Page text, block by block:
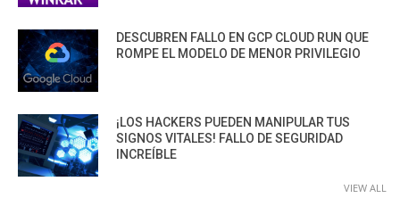
DESCUBREN FALLO EN GCP CLOUD RUN QUE
ROMPE EL MODELO DE MENOR PRIVILEGIO
¡LOS HACKERS PUEDEN MANIPULAR TUS
SIGNOS VITALES! FALLO DE SEGURIDAD
INCREÍBLE
VIEW ALL